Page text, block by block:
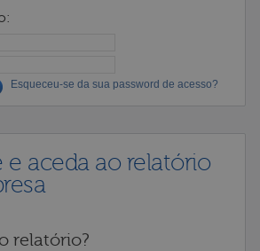
Esqueceu-se da sua password de acesso?
e aceda ao relatório
relatório?